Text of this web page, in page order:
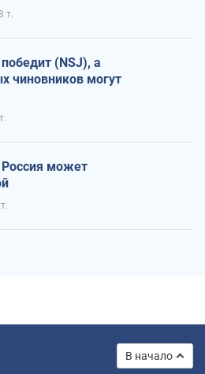
т.
(NSJ), а
чиновников могут
Россия может
В начало